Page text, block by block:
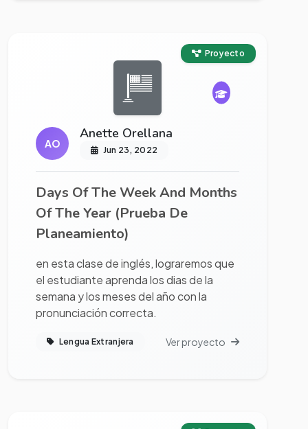
Proyecto
AO
Anette Orellana
Jun 23, 2022
Days Of The Week And Months
Of The Year (Prueba De
Planeamiento)
en esta clase de inglés, lograremos que
el estudiante aprenda los dias de la
semana y los meses del año con la
pronunciación correcta.
Lengua Extranjera Ver proyecto